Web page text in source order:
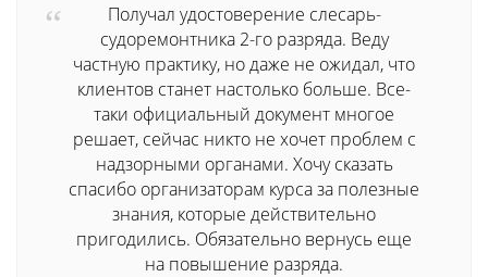
Получал удостоверение слесарь-
судоремонтника 2-го разряда. Веду
частную практику, но даже не ожидал, что
клиентов станет настолько больше. Все-
таки официальный документ многое
решает, сейчас никто не хочет проблем с
надзорными органами. Хочу сказать
спасибо организаторам курса за полезные
знания, которые действительно
пригодились. Обязательно вернусь еще
на повышение разряда.